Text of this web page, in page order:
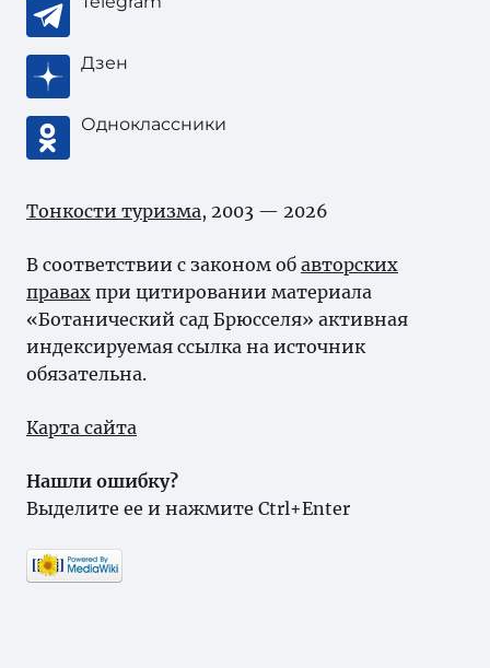
Дзен
Одноклассники
Тонкости туризма, 2003 — 2026
В соответствии с законом об авторских
правах при цитировании материала
«Ботанический сад Брюсселя» активная
индексируемая ссылка на источник
обязательна.
Карта сайта
Нашли ошибку?
Выделите ее и нажмите Ctrl+Enter